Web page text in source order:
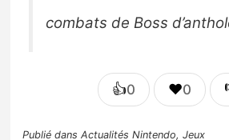
combats de Boss
👍0 ❤️0
Publié dansActualités Nintendo,Jeux